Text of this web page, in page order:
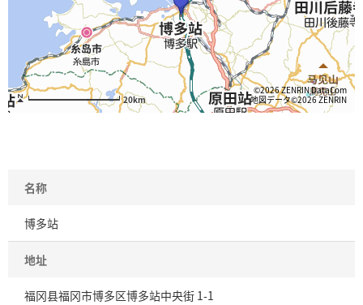
20km
©2026 ZENRIN DataCom
地図データ©2026 ZENRIN
名称
博多站
地址
福冈县福冈市博多区博多站中央街 1-1